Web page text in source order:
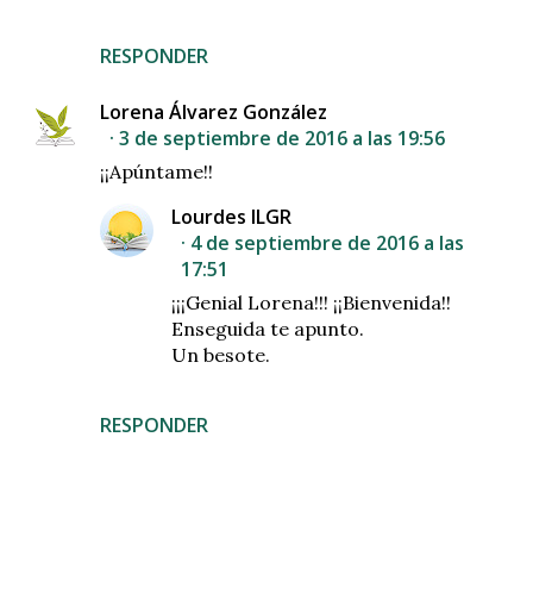
RESPONDER
Lorena Álvarez González
3 de septiembre de 2016 a las 19:56
¡¡Apúntame!!
RESPONDER
Lourdes ILGR
4 de septiembre de 2016 a las
17:51
¡¡¡Genial Lorena!!! ¡¡Bienvenida!!
Enseguida te apunto.
Un besote.